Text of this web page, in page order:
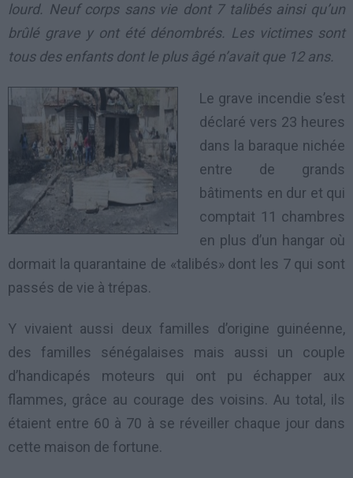
lourd. Neuf corps sans vie dont 7 talibés ainsi qu’un
brûlé grave y ont été dénombrés. Les victimes sont
tous des enfants dont le plus âgé n’avait que 12 ans.
Le grave incendie s’est
déclaré vers 23 heures
dans la baraque nichée
entre de grands
bâtiments en dur et qui
comptait 11 chambres
en plus d’un hangar où
dormait la quarantaine de «talibés» dont les 7 qui sont
passés de vie à trépas.
Y vivaient aussi deux familles d’origine guinéenne,
des familles sénégalaises mais aussi un couple
d’handicapés moteurs qui ont pu échapper aux
flammes, grâce au courage des voisins. Au total, ils
étaient entre 60 à 70 à se réveiller chaque jour dans
cette maison de fortune.